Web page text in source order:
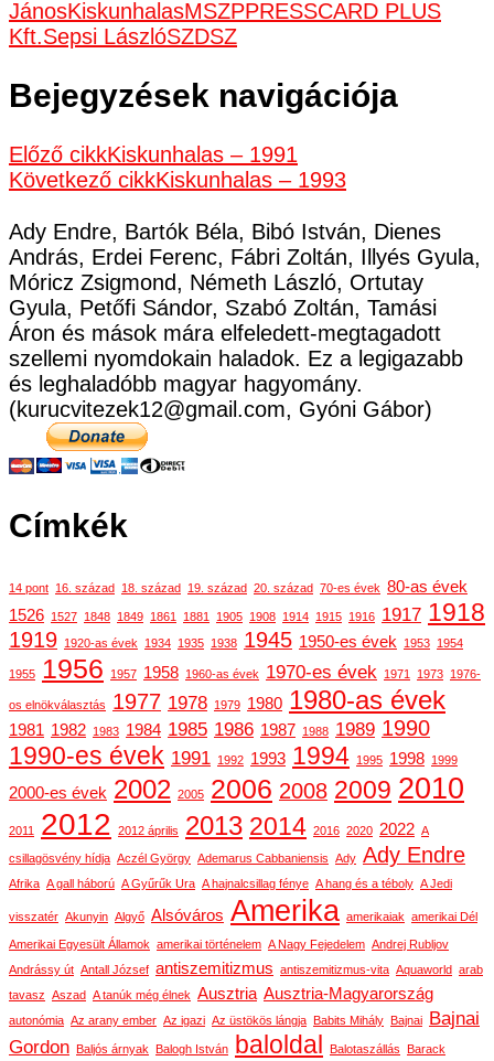
JánosKiskunhalasMSZPPRESSCARD PLUS
Kft.Sepsi LászlóSZDSZ
Bejegyzések navigációja
Előző cikkKiskunhalas – 1991
Következő cikkKiskunhalas – 1993
Ady Endre, Bartók Béla, Bibó István, Dienes
András, Erdei Ferenc, Fábri Zoltán, Illyés Gyula,
Móricz Zsigmond, Németh László, Ortutay
Gyula, Petőfi Sándor, Szabó Zoltán, Tamási
Áron és mások mára elfeledett-megtagadott
szellemi nyomdokain haladok. Ez a legigazabb
és leghaladóbb magyar hagyomány.
(kurucvitezek12@gmail.com, Gyóni Gábor)
Címkék
14 pont 16. század 18. század 19. század 20. század 70-es évek 80-as évek
1526 1527 1848 1849 1861 1881 1905 1908 1914 1915 1916 1917 1918
1919 1920-as évek 1934 1935 1938 1945 1950-es évek 1953 1954
1955 1956 1957 1958 1960-as évek 1970-es évek 1971 1973 1976-
os elnökválasztás 1977 1978 1979 1980 1980-as évek
1981 1982 1983 1984 1985 1986 1987 1988 1989 1990
1990-es évek 1991 1992 1993 1994 1995 1998 1999
2000-es évek 2002 2005 2006 2008 2009 2010
2011 2012 2012 április 2013 2014 2016 2020 2022 A
csillagösvény hídja Aczél György Ademarus Cabbaniensis Ady Ady Endre
Afrika A gall háború A Gyűrűk Ura A hajnalcsillag fénye A hang és a téboly A Jedi
visszatér Akunyin Algyő Alsóváros Amerika amerikaiak amerikai Dél
Amerikai Egyesült Államok amerikai történelem A Nagy Fejedelem Andrej Rubljov
Andrássy út Antall József antiszemitizmus antiszemitizmus-vita Aquaworld arab
tavasz Aszad A tanúk még élnek Ausztria Ausztria-Magyarország
autonómia Az arany ember Az igazi Az üstökös lángja Babits Mihály Bajnai Bajnai
Gordon
Baljós árnyak Balogh István baloldal Balotaszállás
Barack